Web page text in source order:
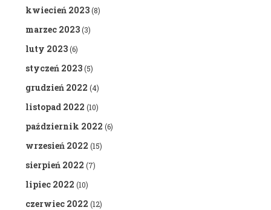
kwiecień 2023(8)
marzec 2023(3)
luty 2023(6)
styczeń 2023(5)
grudzień 2022 (4)
listopad 2022 (10)
październik 2022 (6)
wrzesień 2022 (15)
sierpień 2022 (7)
lipiec 2022 (10)
czerwiec 2022 (12)